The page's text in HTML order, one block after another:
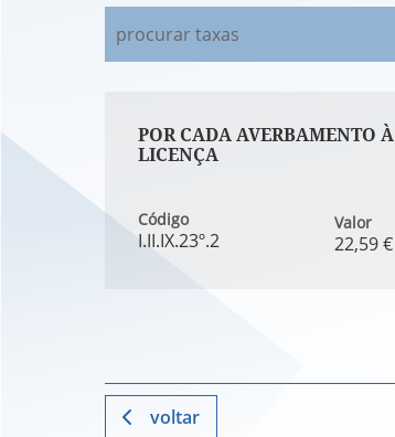
Código
I.II.IX.23º.2
POR CADA AVERBAMENTO À
LICENÇA
Valor
22,59 €
voltar